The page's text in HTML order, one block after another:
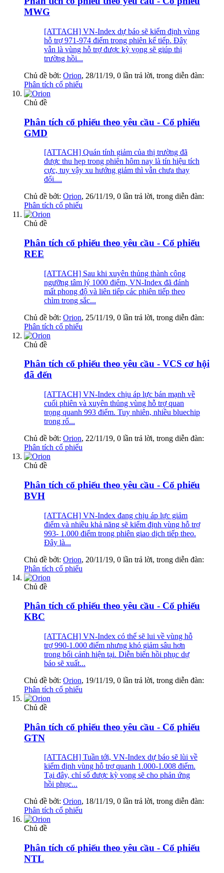
MWG
[ATTACH] VN-Index dự báo sẽ kiểm định vùng
hỗ trợ 971-974 điểm trong phiên kế tiếp. Đây
vẫn là vùng hỗ trợ được kỳ vọng sẽ giúp thị
trường hồi...
Chủ đề bởi: Orion, 28/11/19, 0 lần trả lời, trong diễn đàn:
Phân tích cổ phiếu
Chủ đề
Phân tích cổ phiếu theo yêu cầu - Cổ phiếu
GMD
[ATTACH] Quán tính giảm của thị trường đã
được thu hẹp trong phiên hôm nay là tín hiệu tích
cực, tuy vậy xu hướng giảm thì vẫn chưa thay
đổi....
Chủ đề bởi: Orion, 26/11/19, 0 lần trả lời, trong diễn đàn:
Phân tích cổ phiếu
Chủ đề
Phân tích cổ phiếu theo yêu cầu - Cổ phiếu
REE
[ATTACH] Sau khi xuyên thủng thành công
ngưỡng tâm lý 1000 điểm, VN-Index đã đánh
mất phong độ và liên tiếp các phiên tiếp theo
chìm trong sắc...
Chủ đề bởi: Orion, 25/11/19, 0 lần trả lời, trong diễn đàn:
Phân tích cổ phiếu
Chủ đề
Phân tích cổ phiếu theo yêu cầu - VCS cơ hội
đã đến
[ATTACH] VN-Index chịu áp lực bán mạnh về
cuối phiên và xuyên thủng vùng hỗ trợ quan
trọng quanh 993 điểm. Tuy nhiên, nhiều bluechip
trong rổ...
Chủ đề bởi: Orion, 22/11/19, 0 lần trả lời, trong diễn đàn:
Phân tích cổ phiếu
Chủ đề
Phân tích cổ phiếu theo yêu cầu - Cổ phiếu
BVH
[ATTACH] VN-Index đang chịu áp lực giảm
điểm và nhiều khả năng sẽ kiểm định vùng hỗ trợ
993- 1.000 điểm trong phiên giao dịch tiếp theo.
Đây là...
Chủ đề bởi: Orion, 20/11/19, 0 lần trả lời, trong diễn đàn:
Phân tích cổ phiếu
Chủ đề
Phân tích cổ phiếu theo yêu cầu - Cổ phiếu
KBC
[ATTACH] VN-Index có thể sẽ lui về vùng hỗ
trợ 990-1.000 điểm nhưng khó giảm sâu hơn
trong bối cảnh hiện tại. Diễn biến hồi phục dự
báo sẽ xuất...
Chủ đề bởi: Orion, 19/11/19, 0 lần trả lời, trong diễn đàn:
Phân tích cổ phiếu
Chủ đề
Phân tích cổ phiếu theo yêu cầu - Cổ phiếu
GTN
[ATTACH] Tuần tới, VN-Index dự báo sẽ lùi về
kiểm định vùng hỗ trợ quanh 1.000-1.008 điểm.
Tại đây, chỉ số được kỳ vọng sẽ cho phản ứng
hồi phục...
Chủ đề bởi: Orion, 18/11/19, 0 lần trả lời, trong diễn đàn:
Phân tích cổ phiếu
Chủ đề
Phân tích cổ phiếu theo yêu cầu - Cổ phiếu
NTL